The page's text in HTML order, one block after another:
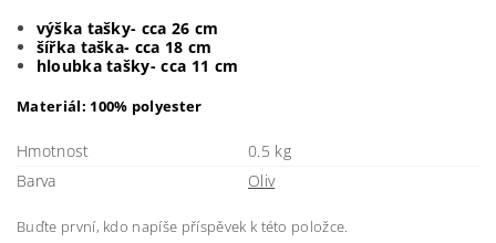
výška tašky- cca 26 cm
šířka taška- cca 18 cm
hloubka tašky- cca 11 cm
Materiál: 100% polyester
Hmotnost
0.5 kg
Barva
Oliv
Buďte první, kdo napíše příspěvek k této položce.